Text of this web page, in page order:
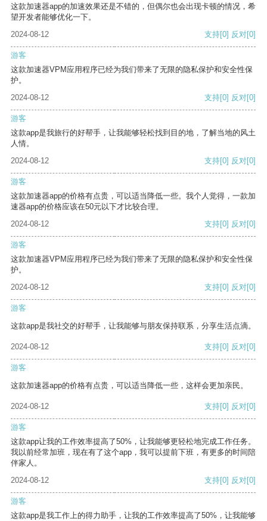
这款加速器app的加速效果还是不错的，但偶尔也会出现卡顿的情况，希
望开发者能够优化一下。
2024-08-12
支持[0] 反对[0]
游客
这款加速器VPM应用程序已经为我们带来了无限的隐私保护和安全性保
护。
2024-08-12
支持[0] 反对[0]
游客
这款app是我旅行的好帮手，让我能够轻松找到目的地，了解当地的风土
人情。
2024-08-12
支持[0] 反对[0]
游客
这款加速器app的价格有点贵，可以适当降低一些。我个人觉得，一款加
速器app的价格应该在50元以下才比较合理。
2024-08-12
支持[0] 反对[0]
游客
这款加速器VPM应用程序已经为我们带来了无限的隐私保护和安全性保
护。
2024-08-12
支持[0] 反对[0]
游客
这款app是我社交的好帮手，让我能够与朋友保持联系，分享生活点滴。
2024-08-12 支持[0] 反对[0]
游客
这款加速器app的价格有点贵，可以适当降低一些，这样会更加亲民。
2024-08-12 支持[0] 反对[0]
游客
这款app让我的工作效率提高了50%，让我能够更轻松地完成工作任务。
我以前经常加班，现在有了这个app，我可以提前下班，有更多的时间陪
伴家人。
2024-08-12
支持[0] 反对[0]
游客
这款app是我工作上的得力助手，让我的工作效率提高了50%，让我能够